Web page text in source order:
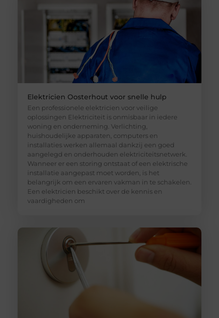
Elektricien Oosterhout voor snelle hulp
Een professionele elektricien voor veilige
oplossingen Elektriciteit is onmisbaar in iedere
woning en onderneming. Verlichting,
huishoudelijke apparaten, computers en
installaties werken allemaal dankzij een goed
aangelegd en onderhouden elektriciteitsnetwerk.
Wanneer er een storing ontstaat of een elektrische
installatie aangepast moet worden, is het
belangrijk om een ervaren vakman in te schakelen.
Een elektricien beschikt over de kennis en
vaardigheden om